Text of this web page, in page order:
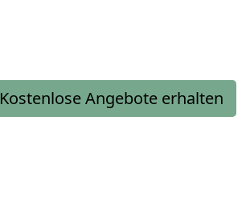
Kostenlose Angebote erhalten